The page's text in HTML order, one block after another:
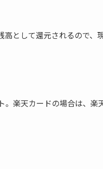
高として還元されるので
楽天カードの場合は、楽